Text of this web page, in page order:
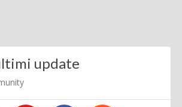
update